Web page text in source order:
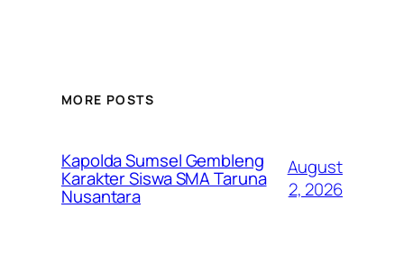
MORE POSTS
Kapolda Sumsel Gembleng
Karakter Siswa SMA Taruna
Nusantara
August
2, 2026